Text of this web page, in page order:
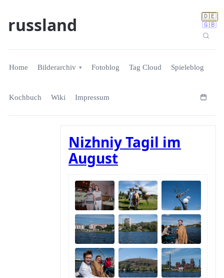
🇩🇪
🇬🇧
russland
Home Bilderarchiv Fotoblog Tag Cloud Spieleblog
Kochbuch Wiki Impressum
Nizhniy Tagil im
August